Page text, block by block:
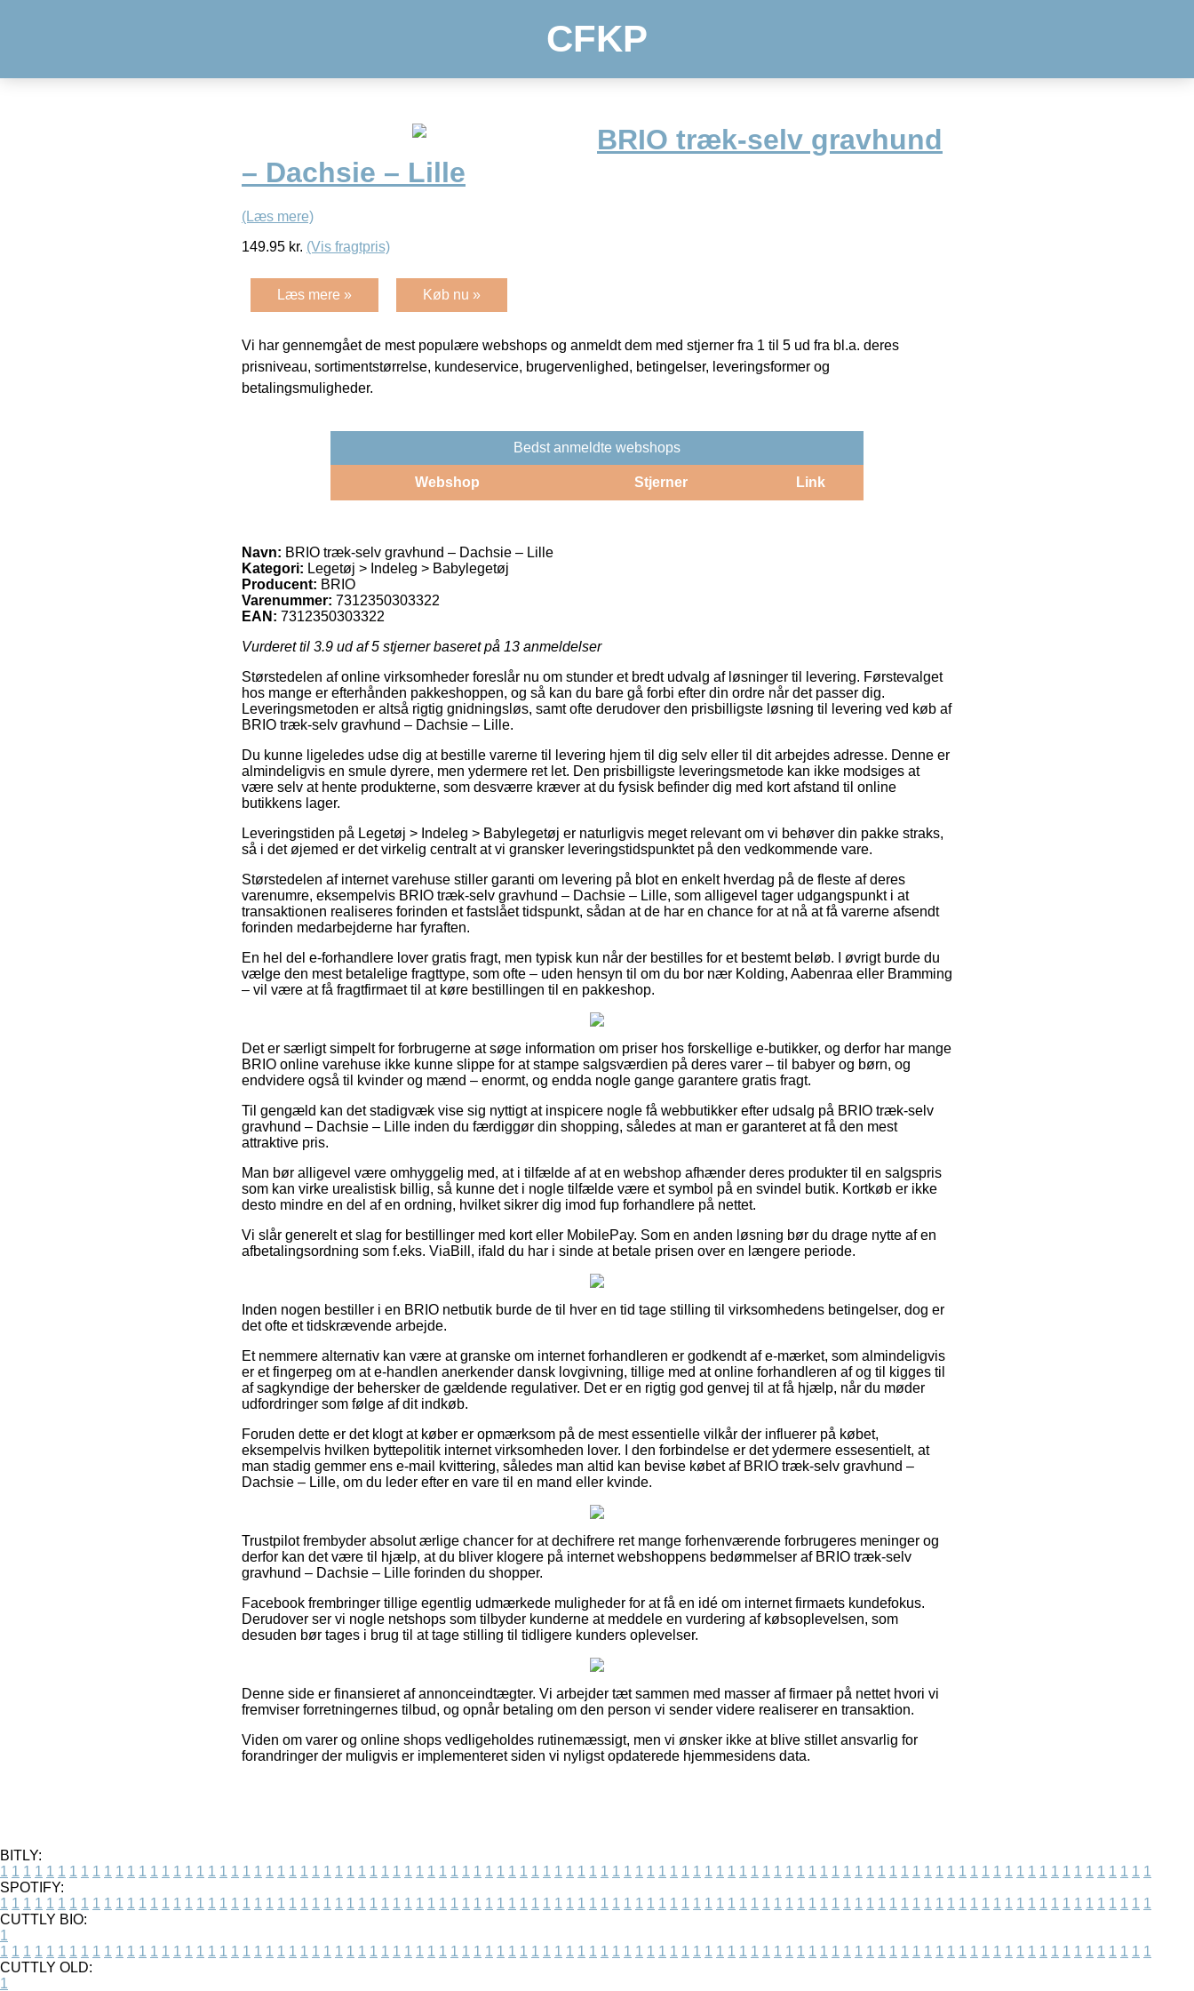
CFKP
BRIO træk-selv gravhund
– Dachsie – Lille
(Læs mere)
149.95 kr. (Vis fragtpris)
Læs mere » Køb nu »
Vi har gennemgået de mest populære webshops og anmeldt dem med stjerner fra 1 til 5 ud fra bl.a. deres
prisniveau, sortimentstørrelse, kundeservice, brugervenlighed, betingelser, leveringsformer og
betalingsmuligheder.
Bedst anmeldte webshops
Webshop Stjerner Link
Navn: BRIO træk-selv gravhund – Dachsie – Lille
Kategori: Legetøj > Indeleg > Babylegetøj
Producent: BRIO
Varenummer: 7312350303322
EAN: 7312350303322
Vurderet til 3.9 ud af 5 stjerner baseret på 13 anmeldelser
Størstedelen af online virksomheder foreslår nu om stunder et bredt udvalg af løsninger til levering. Førstevalget
hos mange er efterhånden pakkeshoppen, og så kan du bare gå forbi efter din ordre når det passer dig.
Leveringsmetoden er altså rigtig gnidningsløs, samt ofte derudover den prisbilligste løsning til levering ved køb af
BRIO træk-selv gravhund – Dachsie – Lille.
Du kunne ligeledes udse dig at bestille varerne til levering hjem til dig selv eller til dit arbejdes adresse. Denne er
almindeligvis en smule dyrere, men ydermere ret let. Den prisbilligste leveringsmetode kan ikke modsiges at
være selv at hente produkterne, som desværre kræver at du fysisk befinder dig med kort afstand til online
butikkens lager.
Leveringstiden på Legetøj > Indeleg > Babylegetøj er naturligvis meget relevant om vi behøver din pakke straks,
så i det øjemed er det virkelig centralt at vi gransker leveringstidspunktet på den vedkommende vare.
Størstedelen af internet varehuse stiller garanti om levering på blot en enkelt hverdag på de fleste af deres
varenumre, eksempelvis BRIO træk-selv gravhund – Dachsie – Lille, som alligevel tager udgangspunkt i at
transaktionen realiseres forinden et fastslået tidspunkt, sådan at de har en chance for at nå at få varerne afsendt
forinden medarbejderne har fyraften.
En hel del e-forhandlere lover gratis fragt, men typisk kun når der bestilles for et bestemt beløb. I øvrigt burde du
vælge den mest betalelige fragttype, som ofte – uden hensyn til om du bor nær Kolding, Aabenraa eller Bramming
– vil være at få fragtfirmaet til at køre bestillingen til en pakkeshop.
Det er særligt simpelt for forbrugerne at søge information om priser hos forskellige e-butikker, og derfor har mange
BRIO online varehuse ikke kunne slippe for at stampe salgsværdien på deres varer – til babyer og børn, og
endvidere også til kvinder og mænd – enormt, og endda nogle gange garantere gratis fragt.
Til gengæld kan det stadigvæk vise sig nyttigt at inspicere nogle få webbutikker efter udsalg på BRIO træk-selv
gravhund – Dachsie – Lille inden du færdiggør din shopping, således at man er garanteret at få den mest
attraktive pris.
Man bør alligevel være omhyggelig med, at i tilfælde af at en webshop afhænder deres produkter til en salgspris
som kan virke urealistisk billig, så kunne det i nogle tilfælde være et symbol på en svindel butik. Kortkøb er ikke
desto mindre en del af en ordning, hvilket sikrer dig imod fup forhandlere på nettet.
Vi slår generelt et slag for bestillinger med kort eller MobilePay. Som en anden løsning bør du drage nytte af en
afbetalingsordning som f.eks. ViaBill, ifald du har i sinde at betale prisen over en længere periode.
Inden nogen bestiller i en BRIO netbutik burde de til hver en tid tage stilling til virksomhedens betingelser, dog er
det ofte et tidskrævende arbejde.
Et nemmere alternativ kan være at granske om internet forhandleren er godkendt af e-mærket, som almindeligvis
er et fingerpeg om at e-handlen anerkender dansk lovgivning, tillige med at online forhandleren af og til kigges til
af sagkyndige der behersker de gældende regulativer. Det er en rigtig god genvej til at få hjælp, når du møder
udfordringer som følge af dit indkøb.
Foruden dette er det klogt at køber er opmærksom på de mest essentielle vilkår der influerer på købet,
eksempelvis hvilken byttepolitik internet virksomheden lover. I den forbindelse er det ydermere essesentielt, at
man stadig gemmer ens e-mail kvittering, således man altid kan bevise købet af BRIO træk-selv gravhund –
Dachsie – Lille, om du leder efter en vare til en mand eller kvinde.
Trustpilot frembyder absolut ærlige chancer for at dechifrere ret mange forhenværende forbrugeres meninger og
derfor kan det være til hjælp, at du bliver klogere på internet webshoppens bedømmelser af BRIO træk-selv
gravhund – Dachsie – Lille forinden du shopper.
Facebook frembringer tillige egentlig udmærkede muligheder for at få en idé om internet firmaets kundefokus.
Derudover ser vi nogle netshops som tilbyder kunderne at meddele en vurdering af købsoplevelsen, som
desuden bør tages i brug til at tage stilling til tidligere kunders oplevelser.
Denne side er finansieret af annonceindtægter. Vi arbejder tæt sammen med masser af firmaer på nettet hvori vi
fremviser forretningernes tilbud, og opnår betaling om den person vi sender videre realiserer en transaktion.
Viden om varer og online shops vedligeholdes rutinemæssigt, men vi ønsker ikke at blive stillet ansvarlig for
forandringer der muligvis er implementeret siden vi nyligst opdaterede hjemmesidens data.
BITLY:
1 1 1 1 1 1 1 1 1 1 1 1 1 1 1 1 1 1 1 1 1 1 1 1 1 1 1 1 1 1 1 1 1 1 1 1 1 1 1 1 1 1 1 1 1 1 1 1 1 1 1 1 1 1 1 1 1 1 1 1 1 1 1 1 1 1 1 1 1 1 1 1 1 1 1 1 1 1 1 1 1 1 1 1 1 1 1 1 1 1 1 1 1 1 1 1 1 1 1 1
SPOTIFY:
1 1 1 1 1 1 1 1 1 1 1 1 1 1 1 1 1 1 1 1 1 1 1 1 1 1 1 1 1 1 1 1 1 1 1 1 1 1 1 1 1 1 1 1 1 1 1 1 1 1 1 1 1 1 1 1 1 1 1 1 1 1 1 1 1 1 1 1 1 1 1 1 1 1 1 1 1 1 1 1 1 1 1 1 1 1 1 1 1 1 1 1 1 1 1 1 1 1 1 1
CUTTLY BIO:
1
1 1 1 1 1 1 1 1 1 1 1 1 1 1 1 1 1 1 1 1 1 1 1 1 1 1 1 1 1 1 1 1 1 1 1 1 1 1 1 1 1 1 1 1 1 1 1 1 1 1 1 1 1 1 1 1 1 1 1 1 1 1 1 1 1 1 1 1 1 1 1 1 1 1 1 1 1 1 1 1 1 1 1 1 1 1 1 1 1 1 1 1 1 1 1 1 1 1 1 1
CUTTLY OLD:
1